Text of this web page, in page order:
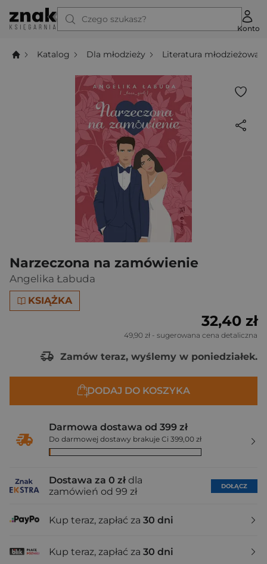
Czego szukasz?
Konto
Katalog Dla młodzieży Literatura młodzieżowa
Narzeczona na zamówienie
Angelika Łabuda
KSIĄŻKA
32,40 zł
49,90 zł - sugerowana cena detaliczna
Zamów teraz, wyślemy w poniedziałek.
DODAJ DO KOSZYKA
Darmowa dostawa od 399 zł
Do darmowej dostawy brakuje Ci 399,00 zł
Dostawa za 0 zł dla
zamówień od 99 zł
DOŁĄCZ
Kup teraz, zapłać za 30 dni
Kup teraz, zapłać za 30 dni